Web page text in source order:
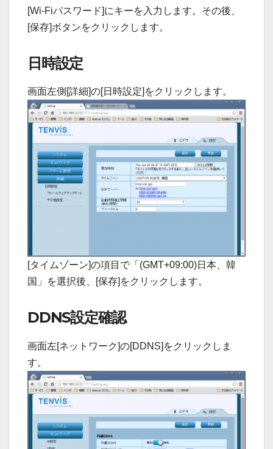
[Wi-Fiパスワード]にキーを入力します。その後、
[保存]ボタンをクリックします。
日時設定
画面左側[詳細]の[日時設定]をクリックします。
[タイムゾーン]の項目で「(GMT+09:00)日本、韓
国」を選択後、[保存]をクリックします。
DDNS設定確認
画面左[ネットワーク]の[DDNS]をクリックしま
す。